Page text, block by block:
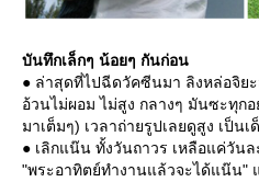
บันทึกเล็กๆ น้อยๆ กันก่อน
● ล่าสุดที่ไปฉีดวัคซีนมา ลิงหล่อจิย
อ้วนไม่ผอม ไม่สูง กลางๆ มันซะทุก
มาเต็มๆ) เวลาถ่ายรูปเลยดูสูง เป็น
● เลิกแน๊น ทั้งวันถาวร เหลือแค่วัน
"พระอาทิตย์ทำงานแล้วจะได้แน๊น"